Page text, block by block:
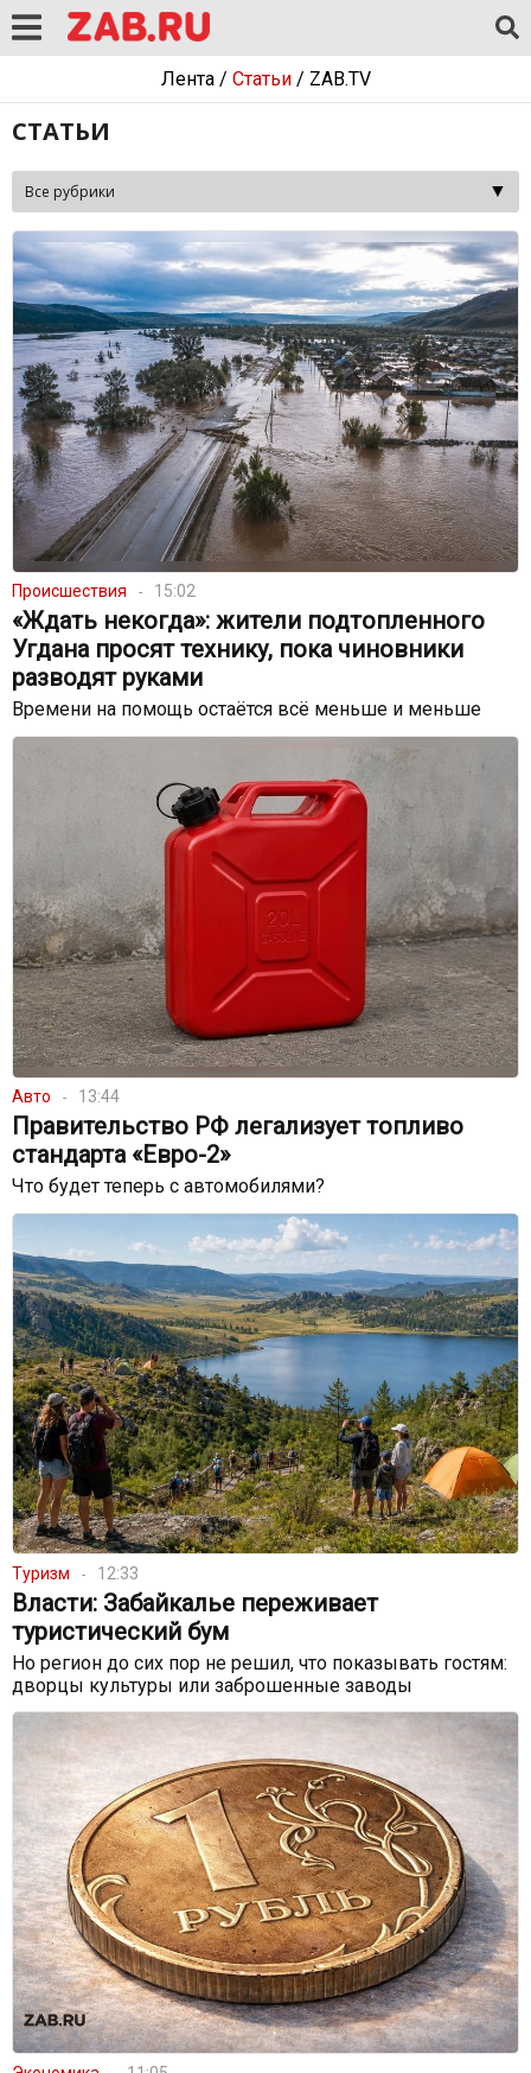
Лента/ Статьи/ ZAB.TV
СТАТЬИ
Происшествия 15:02
«Ждать некогда»: жители подтопленного
Угдана просят технику, пока чиновники
разводят руками
Времени на помощь остаётся всё меньше и меньше
Авто 13:44
Правительство РФ легализует топливо
стандарта «Евро-2»
Что будет теперь с автомобилями?
Туризм 12:33
Власти: Забайкалье переживает
туристический бум
Но регион до сих пор не решил, что показывать гостям:
дворцы культуры или заброшенные заводы